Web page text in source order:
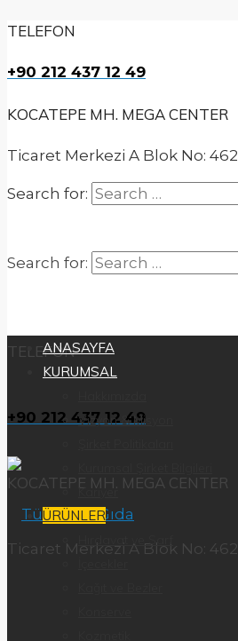
TELEFON
+90 212 437 12 49
KOCATEPE MH. MEGA CENTER
Ticaret Merkezi A Blok No: 462
Search for:
Search for:
TELEFON
+90 212 437 12 49
KOCATEPE MH. MEGA CENTER
Ticaret Merkezi A Blok No: 462
ANASAYFA
KURUMSAL
Vizyon & Misyon
Kariyer
ÜRÜNLER
Hırdavat ve Sarf